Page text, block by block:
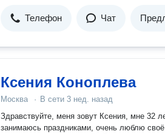
Телефон Чат
Ксения Коноплева
Москва · В сети 3 нед. назад
Здравствуйте, меня зовут Ксения, мне 32
занимаюсь праздниками, очень люблю